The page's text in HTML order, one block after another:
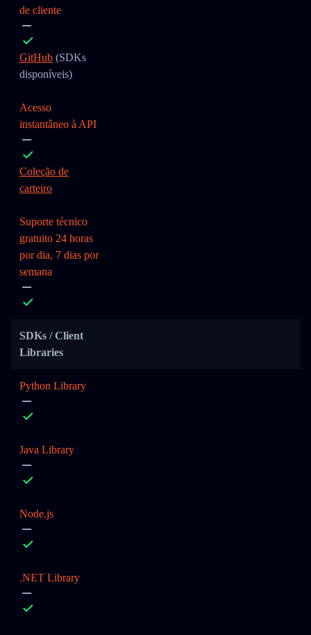
de cliente
GitHub (SDKs
disponíveis)
Acesso
instantâneo à API
Coleção de
carteiro
Suporte técnico
gratuito 24 horas
por dia, 7 dias por
semana
SDKs / Client
Libraries
Python Library
Java Library
Node.js
.NET Library